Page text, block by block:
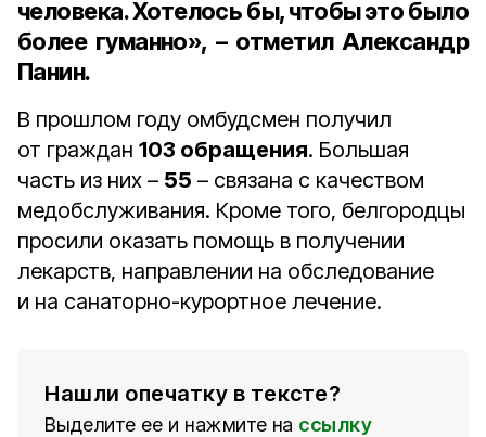
человека. Хотелось бы, чтобы это было
более гуманно», – отметилАлександр
Панин.
В прошлом году омбудсмен получил
от граждан 103 обращения. Большая
часть из них – 55 – связана с качеством
медобслуживания. Кроме того, белгородцы
просили оказать помощь в получении
лекарств, направлении на обследование
и на санаторно-курортное лечение.
Нашли опечатку в тексте?
Выделите ее и нажмите на ссылку